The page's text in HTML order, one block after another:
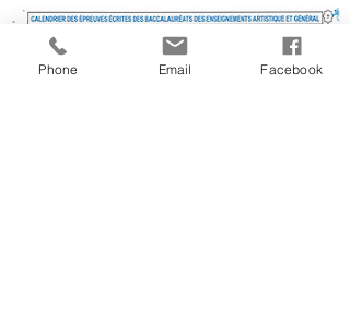
Phone Email Facebook